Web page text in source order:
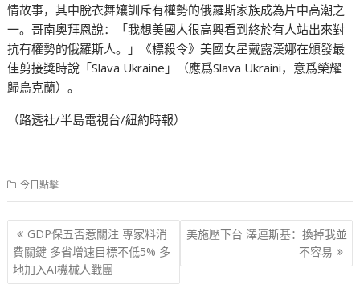
情故事，其中脫衣舞孃訓斥有權勢的俄羅斯家族成為片中高潮之
一。哥南奧拜恩說：「我想美國人很高興看到終於有人站出來對
抗有權勢的俄羅斯人。」《標殺令》美國女星戴露漢娜在頒發最
佳剪接獎時說「Slava Ukraine」（應爲Slava Ukraini，意爲榮耀
歸烏克蘭）。
（路透社/半島電視台/紐約時報）
今日點擊
文
章
导
GDP保五否惹關注 專家料消
費關鍵 多省增速目標不低5% 多
地加入AI機械人戰團
美施壓下台 澤連斯基：換掉我並
不容易